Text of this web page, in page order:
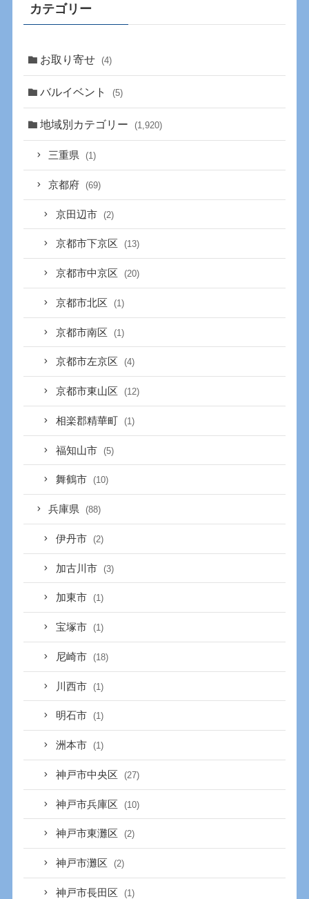
カテゴリー
お取り寄せ (4)
バルイベント (5)
地域別カテゴリー (1,920)
三重県 (1)
京都府 (69)
京田辺市 (2)
京都市下京区 (13)
京都市中京区 (20)
京都市北区 (1)
京都市南区 (1)
京都市左京区 (4)
京都市東山区 (12)
相楽郡精華町 (1)
福知山市 (5)
舞鶴市 (10)
兵庫県 (88)
伊丹市 (2)
加古川市 (3)
加東市 (1)
宝塚市 (1)
尼崎市 (18)
川西市 (1)
明石市 (1)
洲本市 (1)
神戸市中央区 (27)
神戸市兵庫区 (10)
神戸市東灘区 (2)
神戸市灘区 (2)
神戸市長田区 (1)